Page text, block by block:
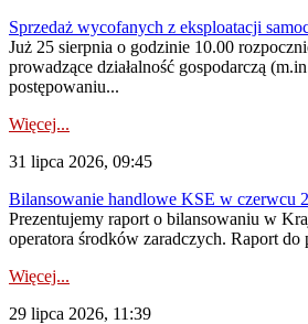
Sprzedaż wycofanych z eksploatacji
Już 25 sierpnia o godzinie 10.00
prowadzące działalność gospodarczą
postępowaniu...
Więcej...
31 lipca 2026, 09:45
Bilansowanie handlowe KSE w czerwcu
Prezentujemy raport o bilansowaniu w
operatora środków zaradczych. Raport
Więcej...
29 lipca 2026, 11:39